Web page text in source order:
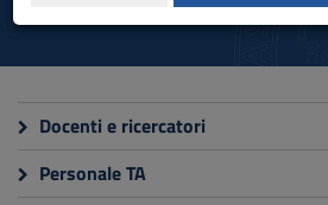
navigazione
sito
al
Footer
Docenti e ricercatori
Personale TA